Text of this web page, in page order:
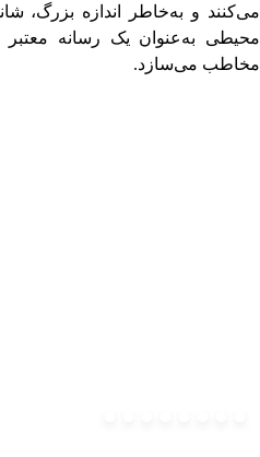
می‌کنند و به‌خاطر اندازه بزرگ،
محیطی به‌عنوان یک رسانه معتبر
مخاطب می‌سازد.